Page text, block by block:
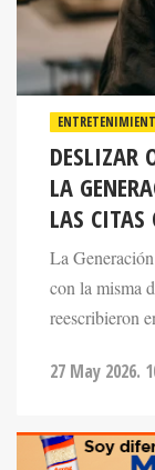
DESLIZAR
LA
LAS CITAS
La Generación
con la misma
reescribieron